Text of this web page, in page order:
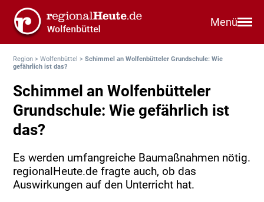
Menü
Region >Wolfenbüttel >Schimmel an Wolfenbütteler Grundschule: Wie
gefährlich ist das?
Schimmel an Wolfenbütteler
Grundschule: Wie gefährlich ist
das?
Es werden umfangreiche Baumaßnahmen nötig.
regionalHeute.de fragte auch, ob das
Auswirkungen auf den Unterricht hat.